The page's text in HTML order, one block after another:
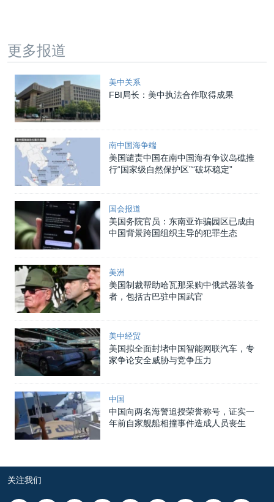
更多报道
美中关系
FBI局长：美中执法合作取得成果
南中国海争端
美国谴责中国在南中国海有争议岛礁推
行“国家级自然保护区”“破坏稳定”
国会报道
美国务院官员：东南亚诈骗园区已成由
中国背景跨国组织主导的犯罪生态
美洲
美国制裁帮助哈瓦那采购中俄武器装备
者，包括古巴驻中国武官
美中经贸
美国拟全面封堵中国智能网联汽车，专
家争论安全威胁与竞争压力
中国
中国向两名海警追授荣誉称号，证实一
年前自家舰船相撞事件造成人员丧生
关注我们